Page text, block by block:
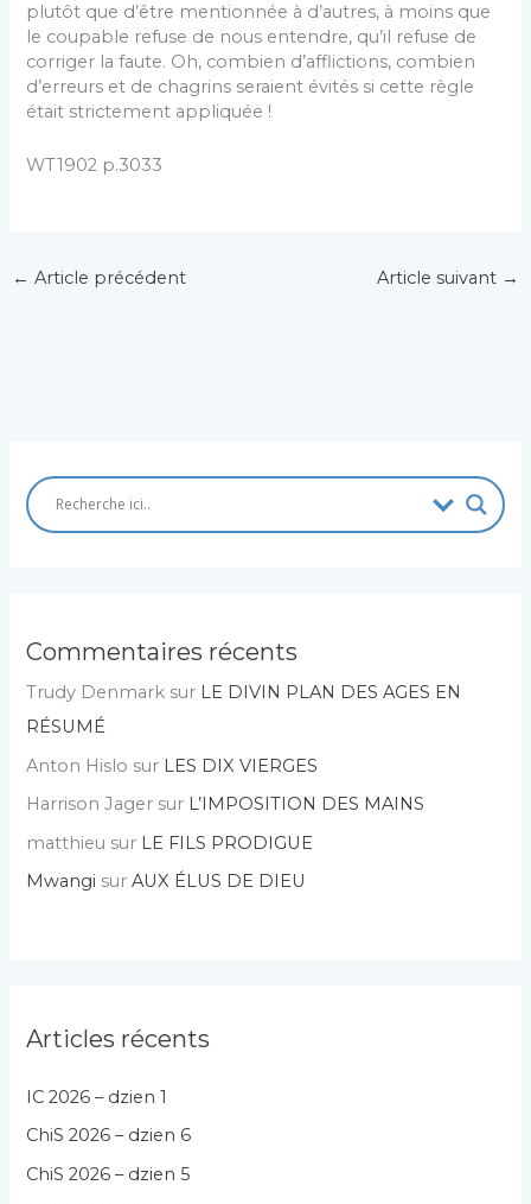
plutôt que d’être mentionnée à d’autres, à moins que
le coupable refuse de nous entendre, qu’il refuse de
corriger la faute. Oh, combien d’afflictions, combien
d’erreurs et de chagrins seraient évités si cette règle
était strictement appliquée !
WT1902 p.3033
← Article précédent Article suivant →
Commentaires récents
Trudy Denmark sur LE DIVIN PLAN DES AGES EN
RÉSUMÉ
Anton Hislo sur LES DIX VIERGES
Harrison Jager sur L’IMPOSITION DES MAINS
matthieu sur LE FILS PRODIGUE
Mwangi surAUX ÉLUS DE DIEU
Articles récents
IC 2026 – dzien 1
ChiS 2026 – dzien 6
ChiS 2026 – dzien 5